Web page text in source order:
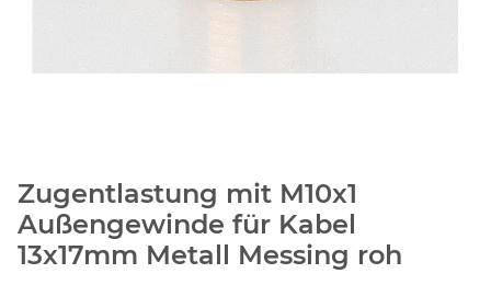
Zugentlastung mit M10x1
Außengewinde für Kabel
13x17mm Metall Messing roh